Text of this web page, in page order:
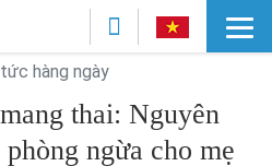
hàng ngày
thai: Nguyên
ngừa cho mẹ